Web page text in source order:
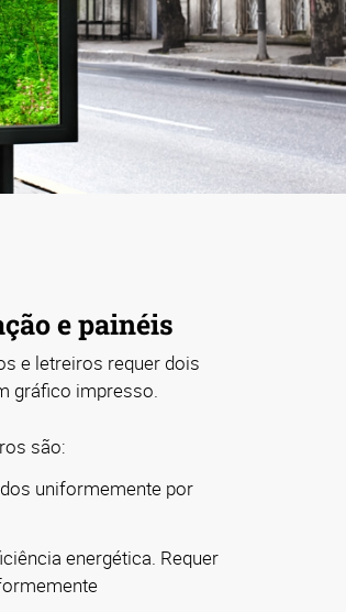
e painéis
e letreiros requer dois
gráfico impresso.
são:
uniformemente por
energética. Requer